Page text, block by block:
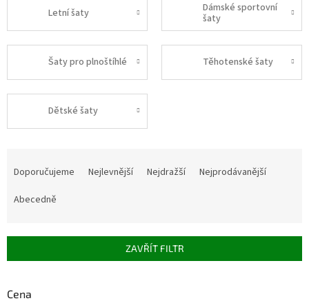
Letní šaty
Dámské sportovní
šaty
Šaty pro plnoštíhlé Těhotenské šaty
Dětské šaty
r
d
Doporučujeme Nejlevnější Nejdražší
Nejprodávanější
Abecedně
ZAVŘÍT FILTR
Cena